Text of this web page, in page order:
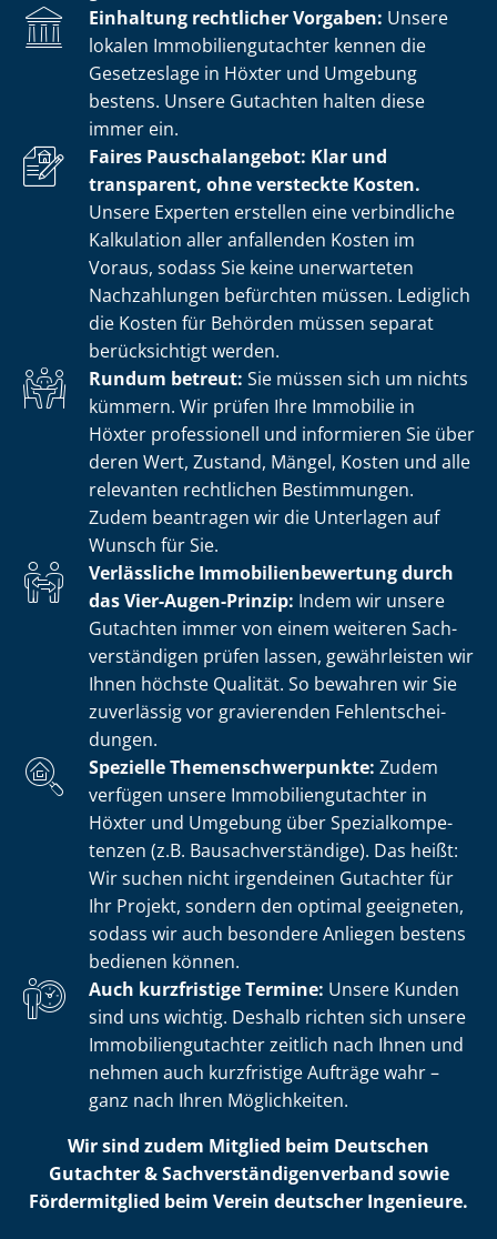
Einhaltung rechtlicher Vorgaben: Unsere
lokalen Im­mo­bi­li­en­gut­ach­ter kennen die
Gesetzeslage in Höxter und Umgebung
bestens. Unsere Gutachten halten diese
immer ein.
Faires Pauschalangebot: Klar und
transparent, ohne versteckte Kosten.
Unsere Experten erstellen eine verbindliche
Kalkulation aller anfallenden Kosten im
Voraus, sodass Sie keine unerwarteten
Nachzahlungen befürchten müssen. Lediglich
die Kosten für Behörden müssen separat
berücksichtigt werden.
Rundum betreut: Sie müssen sich um nichts
kümmern. Wir prüfen Ihre Immobilie in
Höxter professionell und informieren Sie über
deren Wert, Zustand, Mängel, Kosten und alle
relevanten rechtlichen Bestimmungen.
Zudem beantragen wir die Unterlagen auf
Wunsch für Sie.
Verlässliche Im­mo­bi­li­en­be­wer­tung durch
das Vier-Augen-Prinzip: Indem wir unsere
Gutachten immer von einem weiteren Sach­
ver­stän­di­gen prüfen lassen, gewährleisten wir
Ihnen höchste Qualität. So bewahren wir Sie
zuverlässig vor gravierenden Fehl­ent­schei­
dun­gen.
Spezielle The­men­schwer­punk­te: Zudem
verfügen unsere Im­mo­bi­li­en­gut­ach­ter in
Höxter und Umgebung über Spe­zi­al­kom­pe­
ten­zen (z.B. Bau­sach­ver­stän­di­ge). Das heißt:
Wir suchen nicht irgendeinen Gutachter für
Ihr Projekt, sondern den optimal geeigneten,
sodass wir auch besondere Anliegen bestens
bedienen können.
Auch kurzfristige Termine: Unsere Kunden
sind uns wichtig. Deshalb richten sich unsere
Im­mo­bi­li­en­gut­ach­ter zeitlich nach Ihnen und
nehmen auch kurzfristige Aufträge wahr –
ganz nach Ihren Möglichkeiten.
Wir sind zudem Mitglied beim Deutschen
Gutachter & Sach­ver­stän­di­gen­ver­band sowie
Fördermitglied beim Verein deutscher Ingenieure.